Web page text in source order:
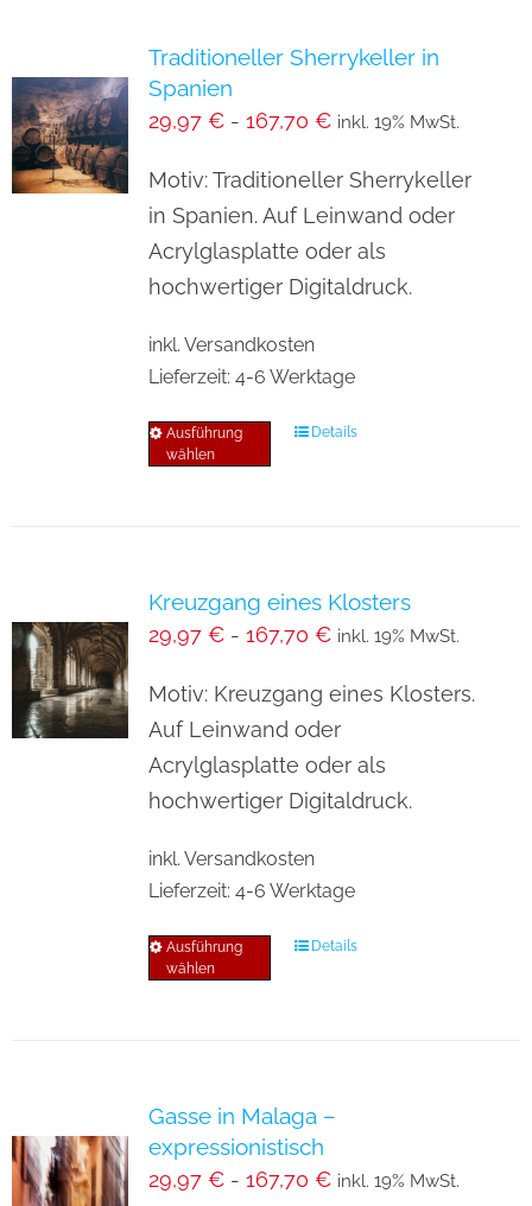
auf.
können
auf
der
Produktseite
werden
Traditioneller Sherrykeller in
Spanien
29,97 €- 167,70 € inkl. 19% MwSt.
Motiv: Traditioneller Sherrykeller
in Spanien. Auf Leinwand oder
Acrylglasplatte oder als
hochwertiger Digitaldruck.
inkl. Versandkosten
Lieferzeit: 4-6 Werktage
Ausführung
wählen
Dieses
auf.
Optionen
können
auf
der
gewählt
werden
Details
Kreuzgang eines Klosters
29,97 €- 167,70 € inkl. 19% MwSt.
Motiv: Kreuzgang eines Klosters.
Auf Leinwand oder
Acrylglasplatte oder als
hochwertiger Digitaldruck.
inkl. Versandkosten
Lieferzeit: 4-6 Werktage
Ausführung
wählen
Dieses
auf.
Details
Gasse in Malaga –
expressionistisch
29,97 €- 167,70 € inkl. 19% MwSt.